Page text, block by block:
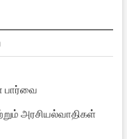
பார்வை
அரசியல்வாதிகள்